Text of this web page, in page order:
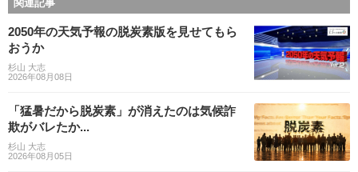
関連記事
2050年の天気予報の脱炭素版を見せてもら
おうか
杉山 大志
2026年08月08日
「猛暑だから脱炭素」が消えたのは気候詐
欺がバレたか...
杉山 大志
2026年08月05日